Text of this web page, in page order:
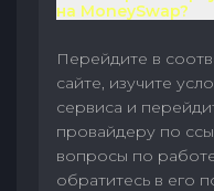
на MoneySwap?
Перейдите в
сайте, изучите
сервиса и
провайдеру по
вопросы по
обратитесь в его